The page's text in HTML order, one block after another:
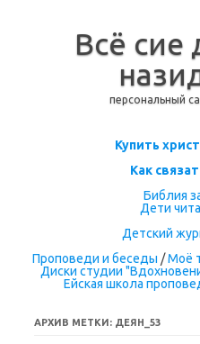
Всё сие
персональный
Перейти к
Купить
Как
Библия
Дети
Детский
Проповеди и беседы /Моё
Диски студии
Ейская школа
АРХИВ МЕТКИ: ДЕЯН_53